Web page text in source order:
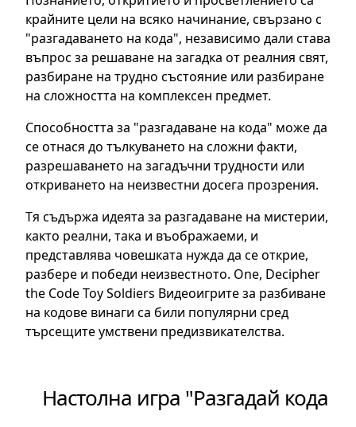
крайните цели на всяко начинание, свързано с
"разгадаването на кода", независимо дали става
въпрос за решаване на загадка от реалния свят,
разбиране на трудно състояние или разбиране
на сложността на комплексен предмет.
Способността за "разгадаване на кода" може да
се отнася до тълкуването на сложни факти,
разрешаването на загадъчни трудности или
откриването на неизвестни досега прозрения.
Тя съдържа идеята за разгадаване на мистерии,
както реални, така и въображаеми, и
представлява човешката нужда да се открие,
разбере и победи неизвестното. One, Decipher
the Code Toy Soldiers Видеоигрите за разбиване
на кодове винаги са били популярни сред
търсещите умствени предизвикателства.
Настолна игра "Разгадай кода